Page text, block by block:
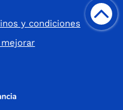
y condiciones
mejorar